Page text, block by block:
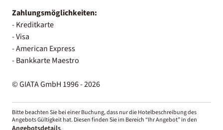
Zahlungsmöglichkeiten:
- Kreditkarte
- Visa
- American Express
- Bankkarte Maestro
© GIATA GmbH 1996 - 2026
Bitte beachten Sie bei einer Buchung, dass nur die Hotelbeschreibung des
Angebots Gültigkeit hat. Diesen finden Sie im Bereich “Ihr Angebot” in den